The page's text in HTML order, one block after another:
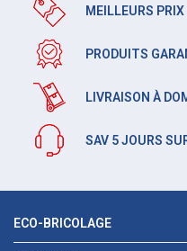
MEILLEURS PRIX
PRODUITS
LIVRAISON À
SAV 5 JOURS
ECO-BRICOLAGE